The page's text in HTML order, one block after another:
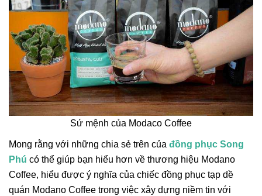
Sứ mệnh của Modaco Coffee
Mong rằng với những chia sẻ trên của đồng phục Song
Phú có thể giúp bạn hiểu hơn về thương hiệu Modano
Coffee, hiểu được ý nghĩa của chiếc đồng phục tạp dề
quán Modano Coffee trong việc xây dựng niềm tin với